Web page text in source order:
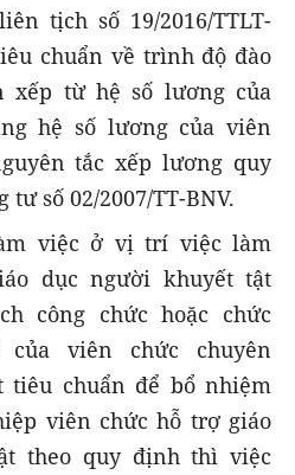
tịch số 19/2016/TTLT-
chuẩn về trình độ đào
xếp từ hệ số lương của
hệ số lương của viên
tắc xếp lương quy
số 02/2007/TT-BNV.
việc ở vị trí việc làm
dục người khuyết tật
công chức hoặc chức
của viên chức chuyên
tiêu chuẩn để bổ nhiệm
viên chức hỗ trợ giáo
theo quy định thì việc